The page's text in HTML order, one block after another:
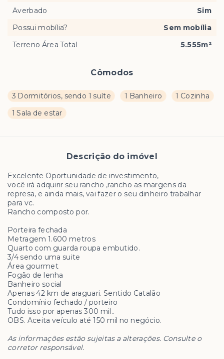
Cômodos
3 Dormitórios, sendo 1 suíte 1 Banheiro
1 Cozinha
1 Sala de estar
Descrição do imóvel
Excelente Oportunidade de investimento,
você irá adquirir seu rancho ,rancho as margens da
represa, e ainda mais, vai fazer o seu dinheiro trabalhar
para vc.
Rancho composto por.
Porteira fechada
Metragem 1.600 metros
Quarto com guarda roupa embutido.
3/4 sendo uma suite
Área gourmet
Fogão de lenha
Banheiro social
Apenas 42 km de araguari. Sentido Catalão
Condomínio fechado / porteiro
Tudo isso por apenas 300 mil..
OBS. Aceita veículo até 150 mil no negócio.
As informações estão sujeitas a alterações. Consulte o
corretor responsável.
Averbado
Sim
Possui mobília?
Sem mobília
Terreno Área Total
5.555m²